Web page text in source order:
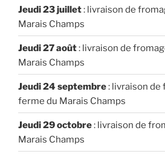
Jeudi 23 juillet: livraison de
Marais Champs
Jeudi 27 août: livraison de
Marais Champs
Jeudi 24 septembre: livraison de
ferme du Marais Champs
Jeudi 29 octobre: livraison de
Marais Champs